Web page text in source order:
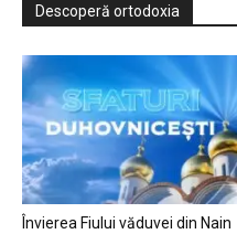
Descoperă ortodoxia
Învierea Fiului văduvei din Nain